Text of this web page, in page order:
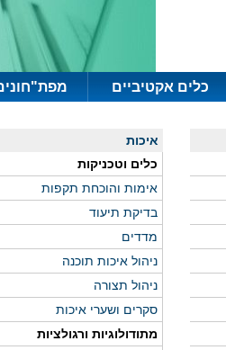
כלים אקטיביים
איכות
כלים וטכניקות
אימות והוכחת תקפות
בדיקת תיעוד
מדדים
ניהול איכות תוכנה
ניהול תצורה
סקרים ושערי איכות
מתודולוגיות ורגולציות